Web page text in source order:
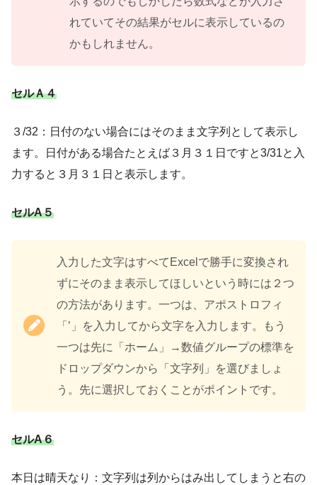
れていてその結果がセルに表示しているの
かもしれません。
セルＡ４
３/32：日付のない場合にはそのまま文字列として表示し
ます。日付がある場合たとえば３月３１日ですと3/31と入
力すると３月３１日と表示します。
セルA５
入力した文字はすべてExcelで勝手に変換され
ずにそのまま表示してほしいという時には２つ
の方法があります。一つは、アポストロフィ
「’」を入力してから文字を入力します。もう
一つは先に「ホーム」→数値グループの標準を
ドロップダウンから「文字列」を選びましょ
う。先に選択しておくことがポイントです。
セルA６
本日は晴天なり：文字列は列からはみ出してしまうと右の